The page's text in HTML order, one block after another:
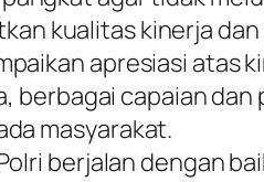
kualitas kinerja
apresiasi atas
berbagai capaian
masyarakat.
berjalan dengan